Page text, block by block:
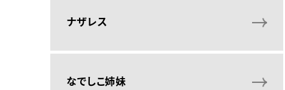
ナザレス
なでしこ姉妹